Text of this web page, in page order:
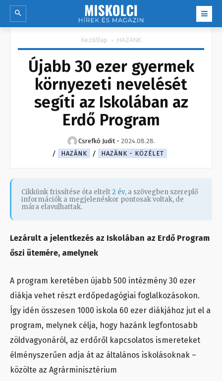
Kezdőlap HAZÁNK
Újabb 30 ezer gyermek
környezeti nevelését
segíti az Iskolában az
Erdő Program
Csrefkó Judit - 2024.08.28.
HAZÁNK
HAZÁNK - KÖZÉLET
Cikkünk frissítése óta eltelt2 év, a szövegben szereplő
információk a megjelenéskor pontosak voltak, de
mára elavulhattak.
Lezárult a jelentkezés az Iskolában az Erdő Program
őszi ütemére, amelynek
A program keretében újabb 500 intézmény 30 ezer
diákja vehet részt erdőpedagógiai foglalkozásokon.
Így idén összesen 1000 iskola 60 ezer diákjához jut el a
program, melynek célja, hogy hazánk legfontosabb
zöldvagyonáról, az erdőről kapcsolatos ismereteket
élményszerűen adja át az általános iskolásoknak –
közölte az Agrárminisztérium